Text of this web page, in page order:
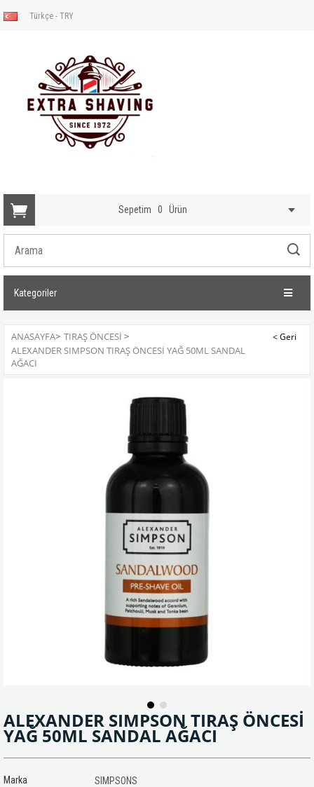
Türkçe - TRY
Sepetim 0 Ürün
Kategoriler
ANASAYFA> TIRAŞ ÖNCESİ >
ALEXANDER SIMPSON TIRAŞ ÖNCESİ YAĞ 50ML SANDAL
AĞACI
ALEXANDER SIMPSON TIRAŞ ÖNCESİ
YAĞ 50ML SANDAL AĞACI
Marka SIMPSONS